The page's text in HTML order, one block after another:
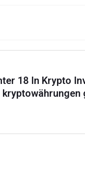
18 In Krypto
kryptowährungen